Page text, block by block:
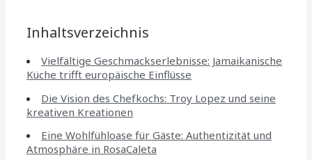
Inhaltsverzeichnis
Vielfältige Geschmackserlebnisse: Jamaikanische
Küche trifft europäische Einflüsse
Die Vision des Chefkochs: Troy Lopez und seine
kreativen Kreationen
Eine Wohlfühloase für Gäste: Authentizität und
Atmosphäre in RosaCaleta